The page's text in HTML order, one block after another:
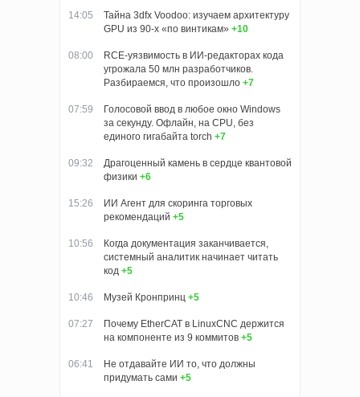
14:05
Тайна 3dfx Voodoo: изучаем архитектуру
GPU из 90-х «по винтикам» +10
08:00
RCE-уязвимость в ИИ-редакторах кода
угрожала 50 млн разработчиков.
Разбираемся, что произошло +7
07:59
Голосовой ввод в любое окно Windows
за секунду. Офлайн, на CPU, без
единого гигабайта torch +7
09:32
Драгоценный камень в сердце квантовой
физики +6
15:26
ИИ Агент для скоринга торговых
рекомендаций +5
10:56
Когда документация заканчивается,
системный аналитик начинает читать
код +5
10:46 Музей Кронпринц +5
07:27
Почему EtherCAT в LinuxCNC держится
на компоненте из 9 коммитов +5
06:41
Не отдавайте ИИ то, что должны
придумать сами +5